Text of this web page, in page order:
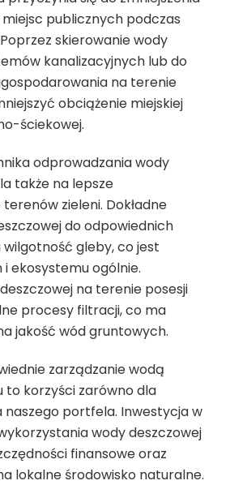
publicznych podczas
skierowanie wody
kanalizacyjnych lub do
na terenie
obciążenie miejskiej
ściekowej.
odprowadzania wody
także na lepsze
zieleni. Dokładne
do odpowiednich
gleby, co jest
ekosystemu ogólnie.
na terenie posesji
procesy filtracji, co ma
jakość wód gruntowych.
zarządzanie wodą
to korzyści zarówno dla
naszego portfela. Inwestycja w
wody deszczowej
finansowe oraz
lokalne środowisko naturalne.